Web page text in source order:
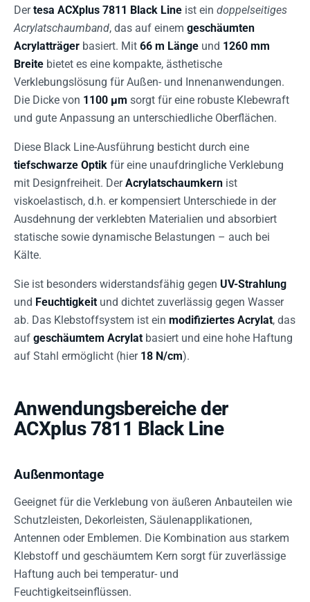
Dertesa ACXplus 7811 Black Line ist ein doppelseitiges
Acrylatschaumband, das auf einem geschäumten
Acrylatträger basiert. Mit 66 m Länge und 1260 mm
Breite bietet es eine kompakte, ästhetische
Verklebungslösung für Außen- und Innenanwendungen.
Die Dicke von 1100 µm sorgt für eine robuste Klebewraft
und gute Anpassung an unterschiedliche Oberflächen.
Diese Black Line-Ausführung besticht durch eine
tiefschwarze Optik für eine unaufdringliche Verklebung
mit Designfreiheit. DerAcrylatschaumkern ist
viskoelastisch, d.h. er kompensiert Unterschiede in der
Ausdehnung der verklebten Materialien und absorbiert
statische sowie dynamische Belastungen – auch bei
Kälte.
Sie ist besonders widerstandsfähig gegen UV-Strahlung
und Feuchtigkeit und dichtet zuverlässig gegen Wasser
ab. Das Klebstoffsystem ist ein modifiziertes Acrylat, das
auf geschäumtem Acrylat basiert und eine hohe Haftung
auf Stahl ermöglicht (hier 18 N/cm).
Anwendungsbereiche der
ACXplus 7811 Black Line
Außenmontage
Geeignet für die Verklebung von äußeren Anbauteilen wie
Schutzleisten, Dekorleisten, Säulenapplikationen,
Antennen oder Emblemen. Die Kombination aus starkem
Klebstoff und geschäumtem Kern sorgt für zuverlässige
Haftung auch bei temperatur- und
Feuchtigkeitseinflüssen.